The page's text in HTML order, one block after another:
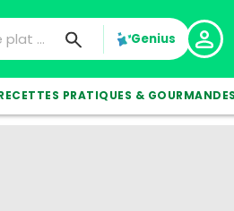
Genius
PRATIQUES & GOURMANDES